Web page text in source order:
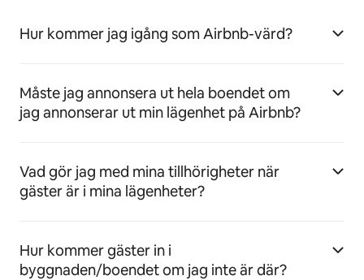
Hur kommer jag igång som Airbnb-värd?
Måste jag annonsera ut hela boendet om
jag annonserar ut min lägenhet på Airbnb?
Vad gör jag med mina tillhörigheter när
gäster är i mina lägenheter?
Hur kommer gäster in i
byggnaden/boendet om jag inte är där?